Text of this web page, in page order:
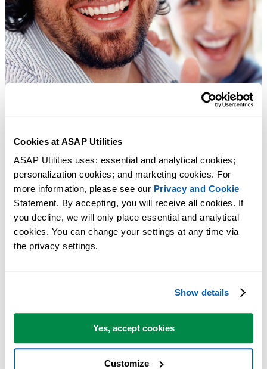
Cookies at ASAP Utilities
ASAP Utilities uses: essential and analytical cookies;
personalization cookies; and marketing cookies. For
more information, please see our Privacy and Cookie
Statement. By accepting, you will receive all cookies. If
you decline, we will only place essential and analytical
cookies. You can change your settings at any time via
the privacy settings.
Show details
Yes, accept cookies
Customize
Herramientas prácticas que muchos usuarios desearían tener en Excel.
Ahorra tiempo en Excel. Así de fácil.